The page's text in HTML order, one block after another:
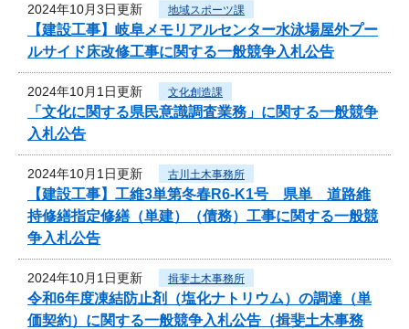
2024年10月3日更新 地域スポーツ課
【建設工事】岐阜メモリアルセンター水泳場屋外プー
ルサイド床改修工事に関する一般競争入札公告
2024年10月1日更新 文化創造課
「文化に関する県民意識調査業務」に関する一般競争
入札公告
2024年10月1日更新 古川土木事務所
【建設工事】工維3単第冬春R6-K1号 県単 道路維
持修繕指定修繕（単建）（債務）工事に関する一般競
争入札公告
2024年10月1日更新 揖斐土木事務所
令和6年度凍結防止剤（塩化ナトリウム）の調達（単
価契約）に関する一般競争入札公告（揖斐土木事務